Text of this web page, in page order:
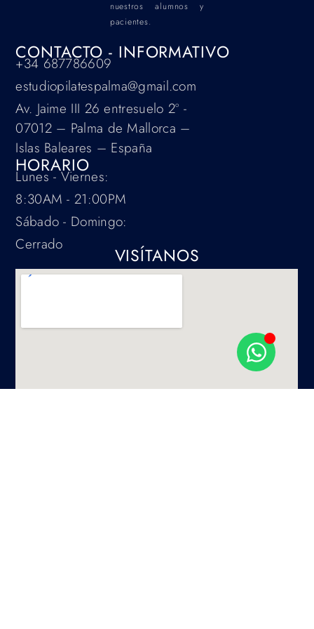
nuestros alumnos y
pacientes.
CONTACTO - INFORMATIVO
+34 687786609
estudiopilatespalma@gmail.com
Av. Jaime III 26 entresuelo 2º -
07012 – Palma de Mallorca –
Islas Baleares – España
HORARIO
Lunes - Viernes:
8:30AM - 21:00PM
Sábado - Domingo:
Cerrado
VISÍTANOS